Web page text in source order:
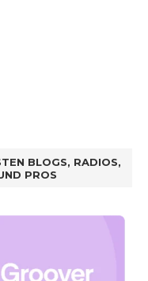
BLOGS, RADIOS,
PROS